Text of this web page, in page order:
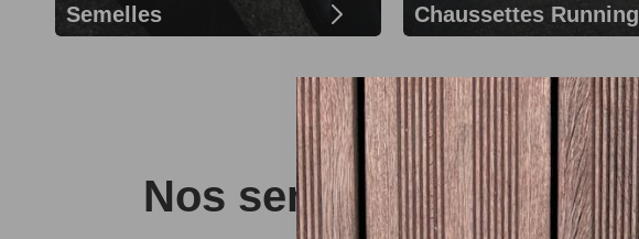
Semelles Chaussettes Running
Nos semelles Sidas